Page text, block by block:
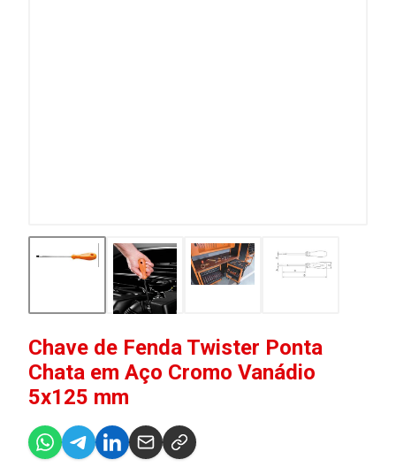
Chave de Fenda Twister Ponta
Chata em Aço Cromo Vanádio
5x125 mm